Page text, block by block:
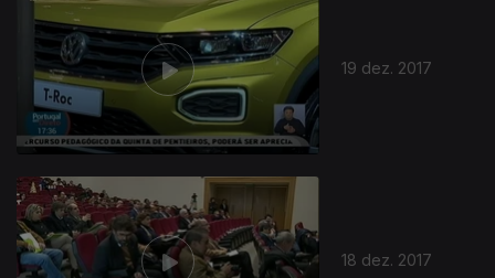
19 dez. 2017
18 dez. 2017